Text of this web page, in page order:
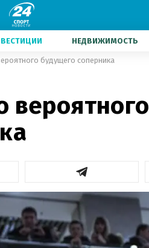
НЕДВИЖИМОСТЬ
будущего соперника
вероятного